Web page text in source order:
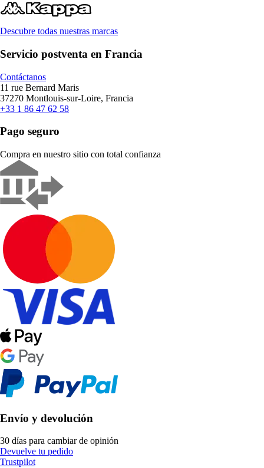
Descubre todas nuestras marcas
Servicio postventa en Francia
Contáctanos
11 rue Bernard Maris
37270 Montlouis-sur-Loire, Francia
+33 1 86 47 62 58
Pago seguro
Compra en nuestro sitio con total confianza
Envío y devolución
30 días para cambiar de opinión
Devuelve tu pedido
Trustpilot